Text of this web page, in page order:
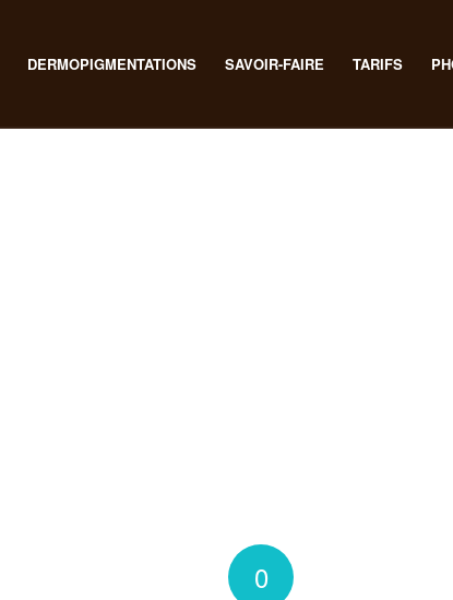
DERMOPIGMENTATIONS SAVOIR-FAIRE TARIFS
0